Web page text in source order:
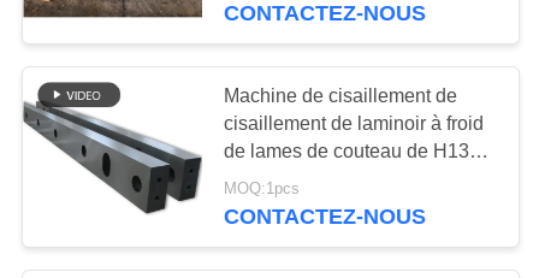
CONTRÔLE
DE
LA
QUALITÉ
NOUVELLES
CONTACTEZ-NOUS
Machine de cisaillement de
cisaillement de laminoir à froid
de lames de couteau de H13K
(4Cr5MoSiV1)
MOQ:1pcs
CONTACTEZ-NOUS